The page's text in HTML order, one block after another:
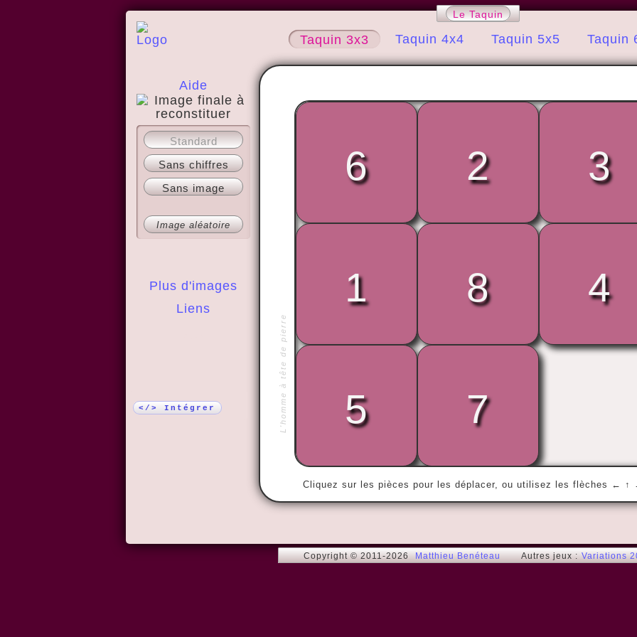
Le Taquin
Taquin 3x3 Taquin 4x4 Taquin 5x5 Taquin
Aide
A propos
Plus d'images
Liens
Standard
Sans chiffres
Sans image
Image aléatoire
</> Intégrer L'homme à tête de pierre
Cliquez sur les pièces pour les déplacer, ou utilisez les flèches ← ↑
de tout le monde, c'est le bonheur de
chacun. »
6 2 3
1 8 4
5 7
Copyright © 2011-2026 Matthieu Benéteau Autres jeux : Variations